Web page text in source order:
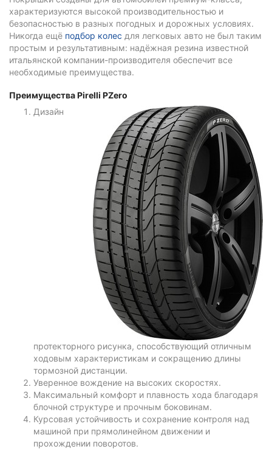
характеризуются высокой производительностью и
безопасностью в разных погодных и дорожных условиях.
Никогда ещё подбор колес для легковых авто не был таким
простым и результативным: надёжная резина известной
итальянской компании-производителя обеспечит все
необходимые преимущества.
Преимущества Pirelli PZero
Дизайн
протекторного рисунка, способствующий отличным
ходовым характеристикам и сокращению длины
тормозной дистанции.
Уверенное вождение на высоких скоростях.
Максимальный комфорт и плавность хода благодаря
блочной структуре и прочным боковинам.
Курсовая устойчивость и сохранение контроля над
машиной при прямолинейном движении и
прохождении поворотов.